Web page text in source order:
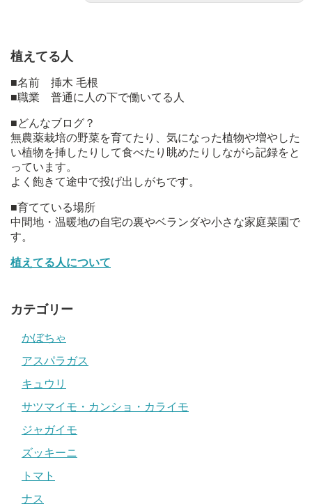
植えてる人
■名前 挿木 毛根
■職業 普通に人の下で働いてる人
■どんなブログ？
無農薬栽培の野菜を育てたり、気になった植物や増やした
い植物を挿したりして食べたり眺めたりしながら記録をと
っています。
よく飽きて途中で投げ出しがちです。
■育てている場所
中間地・温暖地の自宅の裏やベランダや小さな家庭菜園で
す。
植えてる人について
カテゴリー
かぼちゃ
アスパラガス
キュウリ
サツマイモ・カンショ・カライモ
ジャガイモ
ズッキーニ
トマト
ナス